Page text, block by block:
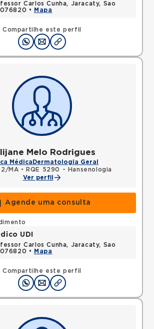
Compartilhe este perfil
Carlos Cunha, Jaracaty, Sao
•
Mapa
Melo Rodrigues
Médica Dermatologia Geral
MA •
RQE 5290 - Hansenologia
Ver perfil
Agende uma consulta
Compartilhe este perfil
UDI
Carlos Cunha, Jaracaty, Sao
•
Mapa